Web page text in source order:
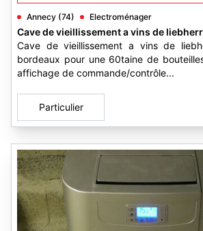
Annecy (74) Electroménager
Cave de vieillissement a vins de
Cave de vieillissement a vins de
bordeaux pour une 60taine de
affichage de commande/contrôle...
Particulier